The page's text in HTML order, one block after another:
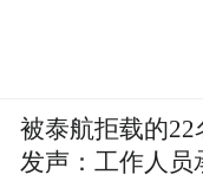
被泰航拒载的22
发声：工作人员